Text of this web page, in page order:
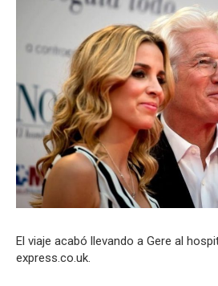
El viaje acabó llevando a Gere al
express.co.uk.